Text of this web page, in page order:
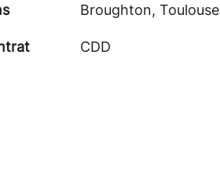
Broughton, Toulouse
CDD